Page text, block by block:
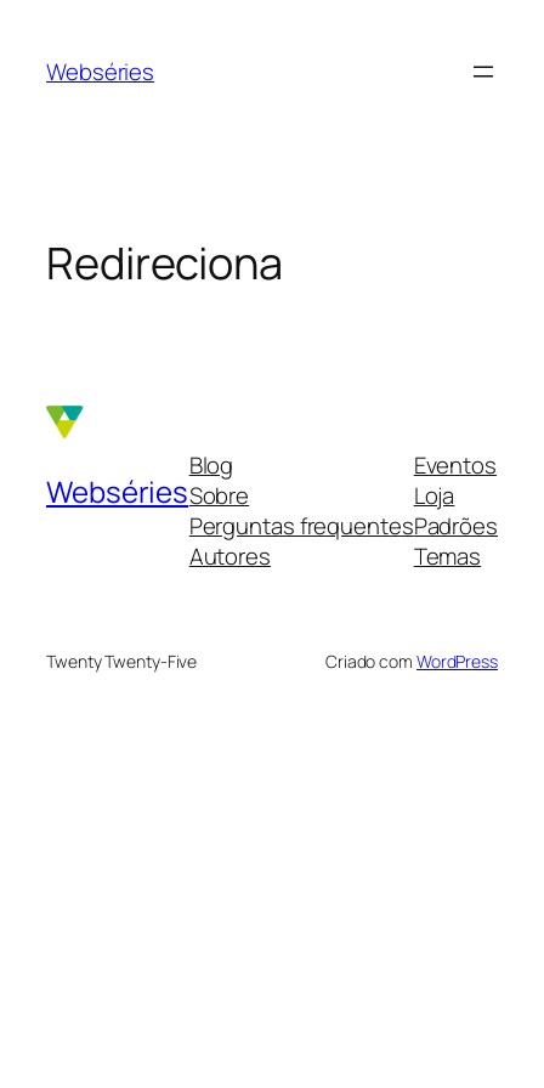
Webséries
Redireciona
Webséries
Blog
Sobre
Perguntas frequentes
Autores
Eventos
Loja
Padrões
Temas
Twenty Twenty-Five Criado com WordPress